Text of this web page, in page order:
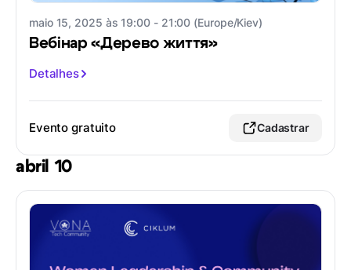
maio 15, 2025 às 19:00 - 21:00 (Europe/Kiev)
Вебінар «Дерево життя»
Detalhes
Evento gratuito Cadastrar
abril 10